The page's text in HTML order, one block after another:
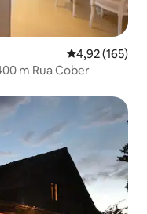
4,92 de uma
4,92 (165)
churrasq 400 m Rua Cober